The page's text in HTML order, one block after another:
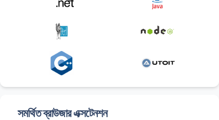
সমর্থিত ব্রাউজার এক্সটেনশন